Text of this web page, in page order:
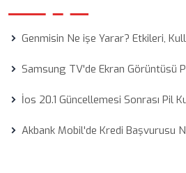
Genmisin Ne işe Yarar? Etkileri,
Samsung TV'de Ekran Görüntüsü
İos 20.1 Güncellemesi Sonrası Pil
Akbank Mobil'de Kredi Başvurusu